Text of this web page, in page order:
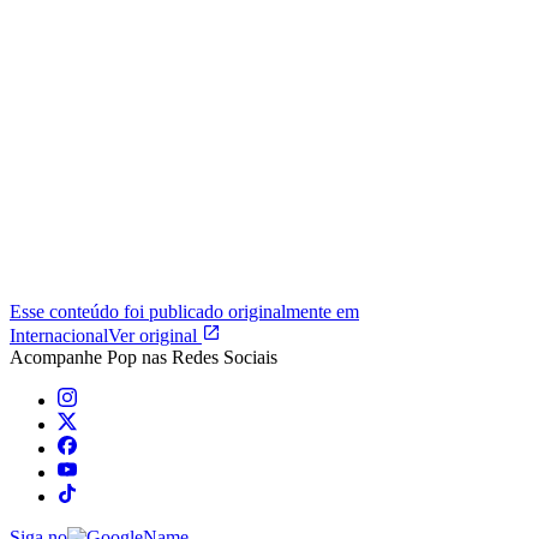
Esse conteúdo foi publicado originalmente em
InternacionalVer original
Acompanhe Pop nas Redes Sociais